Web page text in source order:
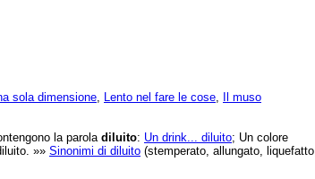
sola dimensione Lento nel fare le cose Il muso
la parola diluito: Un drink... diluito; Un colore
»» Sinonimi di diluito (stemperato, allungato, liquefatto,